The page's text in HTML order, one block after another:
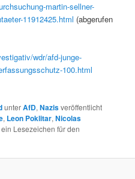
martin-sellner-
11912425.html (abgerufen
wdr/afd-junge-
100.html
unterAfD,Nazisveröffentlicht
, Leon Poklitar,Nicolas
Lesezeichen für den